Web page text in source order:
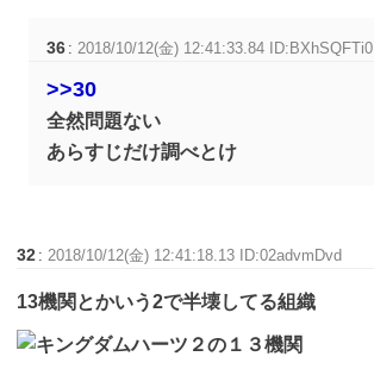
36 : 2018/10/12(金) 12:41:33.84 ID:BXhSQFTi0
>>30
全然問題ない
あらすじだけ調べとけ
32 : 2018/10/12(金) 12:41:18.13 ID:02advmDvd
13機関とかいう2で半壊してる組織